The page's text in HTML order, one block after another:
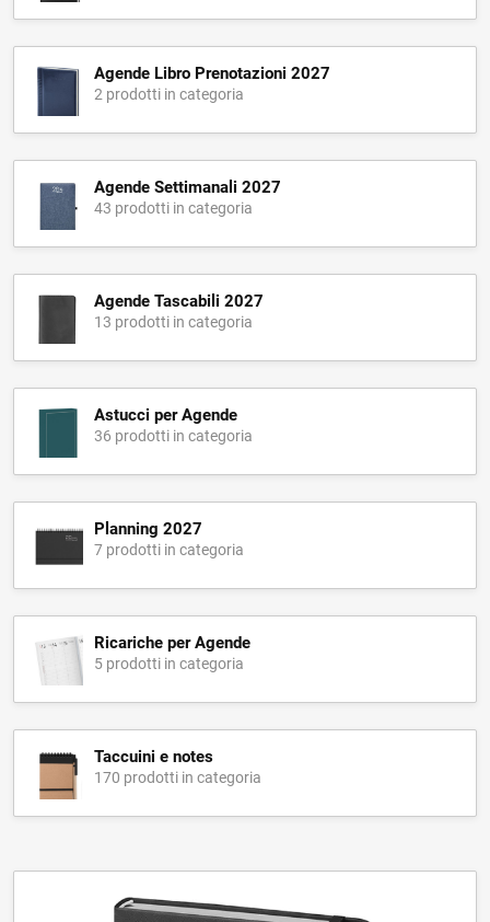
Agende Libro Prenotazioni 2027
2 prodotti in categoria
Agende Settimanali 2027
43 prodotti in categoria
Agende Tascabili 2027
13 prodotti in categoria
Astucci per Agende
36 prodotti in categoria
Planning 2027
7 prodotti in categoria
Ricariche per Agende
5 prodotti in categoria
Taccuini e notes
170 prodotti in categoria